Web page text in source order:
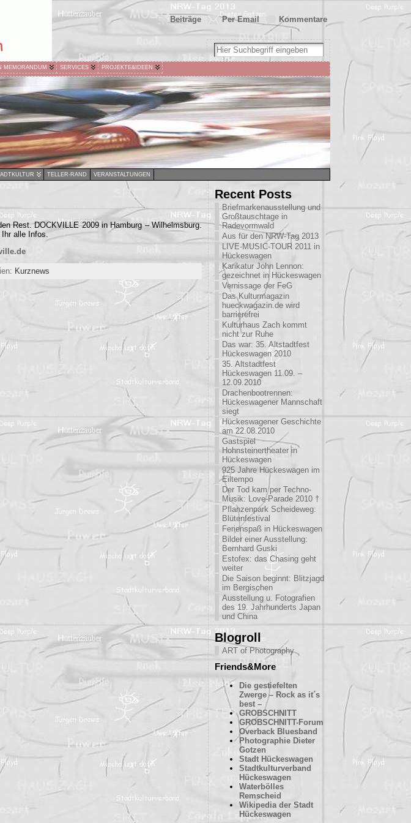
Kommentare
Per Email
Beiträge
MEMORANDUM SERVICES PROJEKTE&IDEEN
TELLER-RAND VERANSTALTUNGEN
Rest. DOCKVILLE 2009 in Hamburg – Wilhelmsburg.
alle Infos.
Kurznews
Recent Posts
Briefmarkenausstellung und
Großtauschtage in
Radevormwald
Aus für den NRW-Tag 2013
LIVE-MUSIC-TOUR 2011 in
Hückeswagen
Karikatur John Lennon:
gezeichnet in Hückeswagen
Vernissage der FeG
Das Kulturmagazin
hueckwagazin.de wird
barrierefrei
Kulturhaus Zach kommt
nicht zur Ruhe
Das war: 35. Altstadtfest
Hückeswagen 2010
35. Altstadtfest
Hückeswagen 11.09. –
12.09.2010
Drachenbootrennen:
Hückeswagener Mannschaft
siegt
Hückeswagener Geschichte
am 22.08.2010
Gastspiel
Hohnsteinertheater in
Hückeswagen
925 Jahre Hückeswagen im
Eiltempo
Der Tod kam per Techno-
Musik: Love-Parade 2010 †
Pflanzenpark Scheideweg:
Blütenfestival
Ferienspaß in Hückeswagen
Bilder einer Ausstellung:
Bernhard Guski
Estofex: das Chasing geht
weiter
Die Saison beginnt: Blitzjagd
im Bergischen
Ausstellung u. Fotografien
des 19. Jahrhunderts Japan
und China
Blogroll
ART of Photography
Friends&More
Die gestiefelten
Zwerge – Rock as it´s
best –
GROBSCHNITT
GROBSCHNITT-Forum
Overback Bluesband
Photographie Dieter
Gotzen
Stadt Hückeswagen
Stadtkulturverband
Hückeswagen
Waterbölles
Remscheid
Wikipedia der Stadt
Hückeswagen